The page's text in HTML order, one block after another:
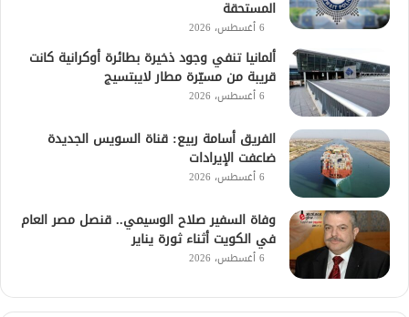
المستحقة
6 أغسطس، 2026
ألمانيا تنفي وجود ذخيرة بطائرة أوكرانية كانت
قريبة من مسيّرة مطار لايبتسيج
6 أغسطس، 2026
الفريق أسامة ربيع: قناة السويس الجديدة
ضاعفت الإيرادات
6 أغسطس، 2026
وفاة السفير صلاح الوسيمي.. قنصل مصر العام
في الكويت أثناء ثورة يناير
6 أغسطس، 2026